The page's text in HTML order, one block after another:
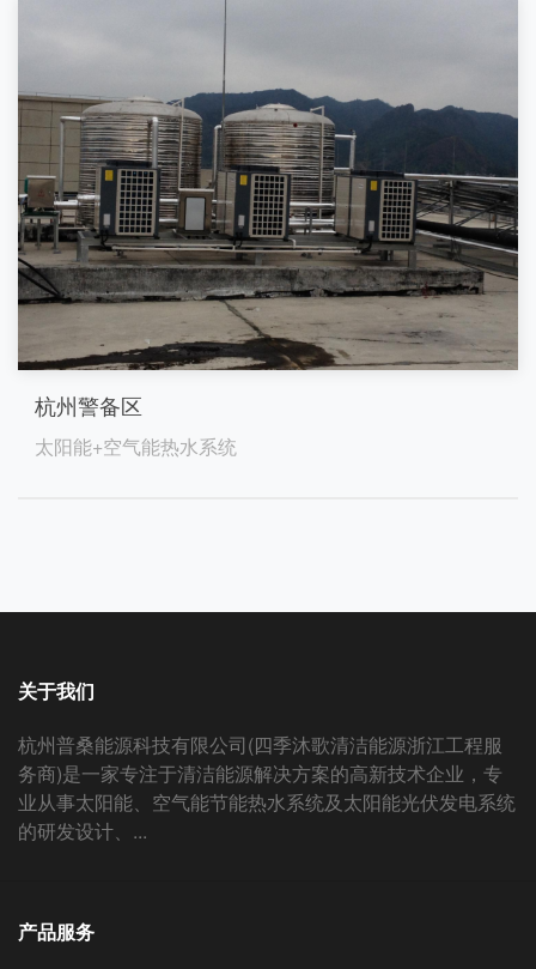
杭州警备区
太阳能+空气能热水系统
关于我们
杭州普桑能源科技有限公司(四季沐歌清洁能源浙江工程服
务商)是一家专注于清洁能源解决方案的高新技术企业，专
业从事太阳能、空气能节能热水系统及太阳能光伏发电系统
的研发设计、...
产品服务